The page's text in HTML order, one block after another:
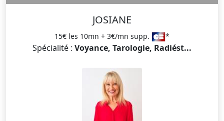
JOSIANE
15€ les 10mn + 3€/mn supp. *
Spécialité : Voyance, Tarologie, Radiést...